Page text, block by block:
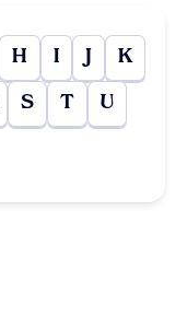
H I J K
S T U